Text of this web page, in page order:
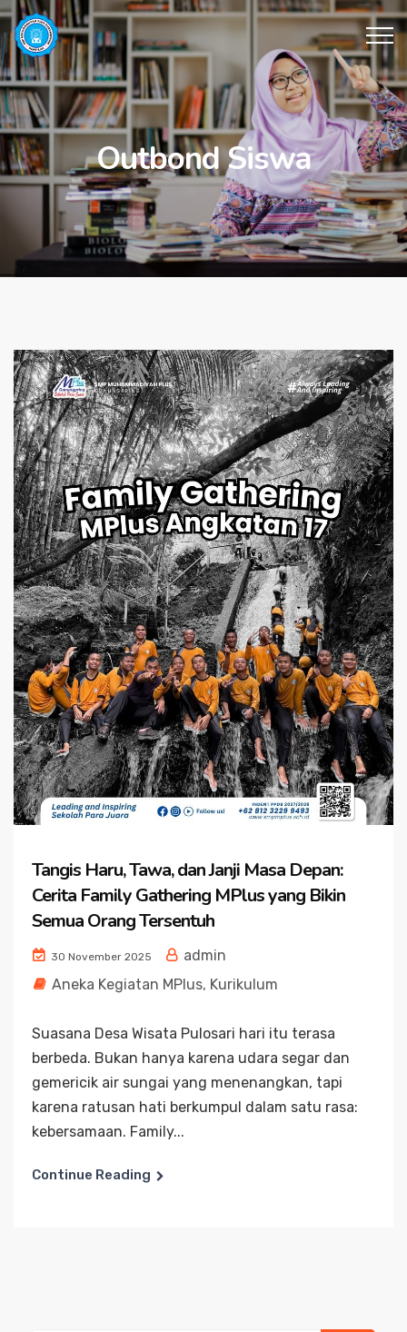
Outbond Siswa
Tangis Haru, Tawa, dan Janji Masa Depan:
Cerita Family Gathering MPlus yang Bikin
Semua Orang Tersentuh
30 November 2025
admin
Aneka Kegiatan MPlus, Kurikulum
Suasana Desa Wisata Pulosari hari itu terasa
berbeda. Bukan hanya karena udara segar dan
gemericik air sungai yang menenangkan, tapi
karena ratusan hati berkumpul dalam satu rasa:
kebersamaan. Family...
Continue Reading